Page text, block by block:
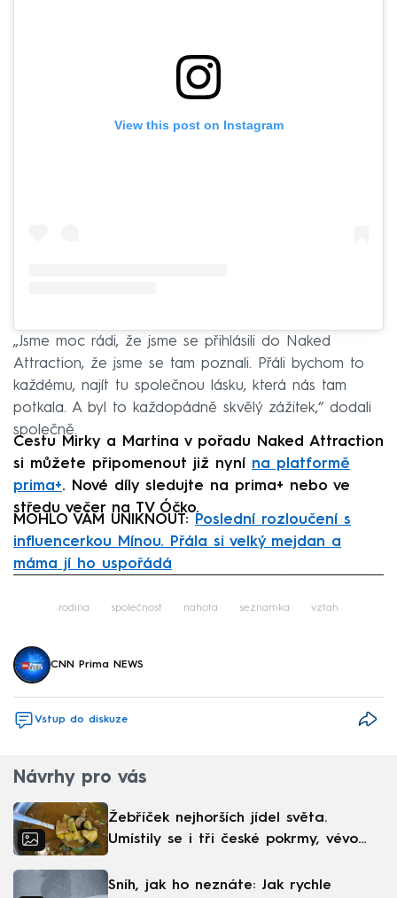
View this post on Instagram
„Jsme moc rádi, že jsme se přihlásili do Naked
Attraction, že jsme se tam poznali. Přáli bychom to
každému, najít tu společnou lásku, která nás tam
potkala. A byl to každopádně skvělý zážitek,“ dodali
společně.
Cestu Mirky a Martina v pořadu Naked Attraction
si můžete připomenout již nyní na platformě
prima+. Nové díly sledujte na prima+ nebo ve
středu večer na TV Óčko.
MOHLO VÁM UNIKNOUT:
Poslední rozloučení s
influencerkou Mínou. Přála si velký mejdan a
máma jí ho uspořádá
rodina společnost nahota seznamka vztah
CNN Prima NEWS
Vstup do diskuze
Návrhy pro vás
Žebříček nejhorších jídel světa.
Umístily se i tři české pokrmy, vévodí
Sníh, jak ho neznáte: Jak rychle